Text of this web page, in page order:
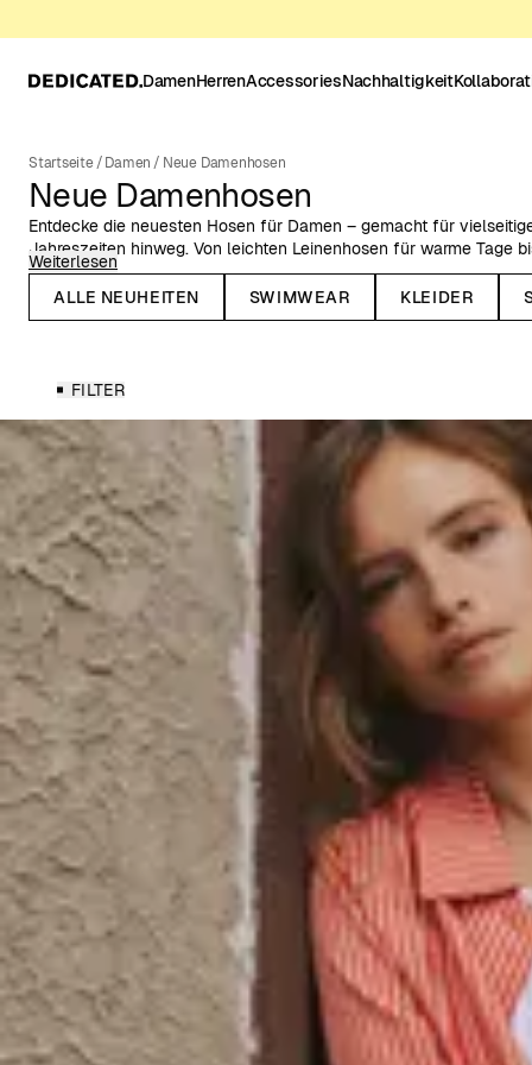
DamenHerrenAccessoriesNachhaltigkeit
Startseite /Damen / Neue Damenhosen
Neue Damenhosen
Entdecke die neuesten Hosen für Damen – gemacht für
Jahreszeiten hinweg. Von leichten Leinenhosen für warme Tage
und klassischen Cordhosen vereint diese Kollektion neue
Gefertigt aus Naturfasern, Bio-Baumwolle oder recycelten
Weiterlesen
ALLE NEUHEITEN
SWIMWEAR KLEIDER
FILTER